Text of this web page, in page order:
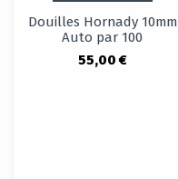
Douilles Hornady 10mm
Auto par 100
55,00 €